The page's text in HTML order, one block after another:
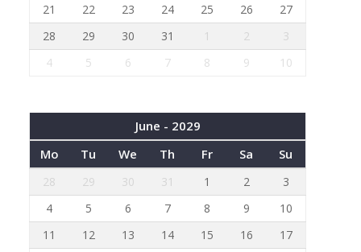
21
22 23 24 25 26
27
28
29 30 31 1 2
3
4
5 6 7 8 9 10
June - 2029
Mo
Tu We Th Fr Sa Su
28 29 30 31 1 2
3
4
5 6 7 8 9
10
11
12 13 14 15 16
17